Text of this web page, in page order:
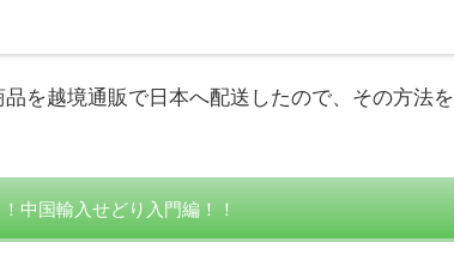
を越境通販で日本へ配送したので、その方法を
中国輸入せどり入門編！！